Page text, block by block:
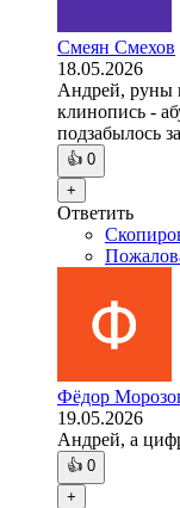
Смеян Смехов
18.05.2026
Андрей, руны
клинопись -
подзабылось
👍 0
+
Ответить
Фёдор
19.05.2026
Андрей, а
👍 0
+